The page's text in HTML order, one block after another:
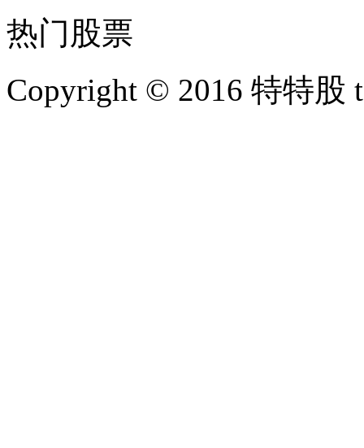
热门股票
Copyright © 2016 特特股